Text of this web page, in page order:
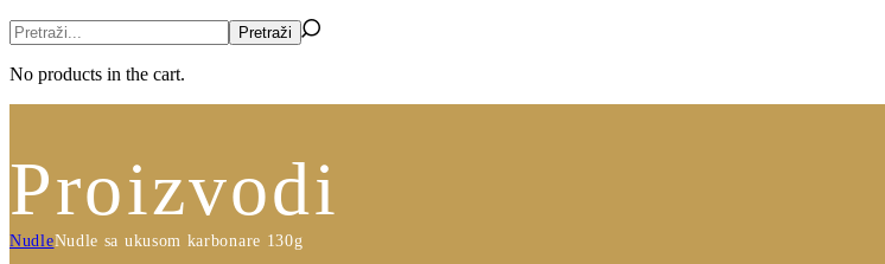
No products in the cart.
Proizvodi
NudleNudle sa ukusom karbonare 130g